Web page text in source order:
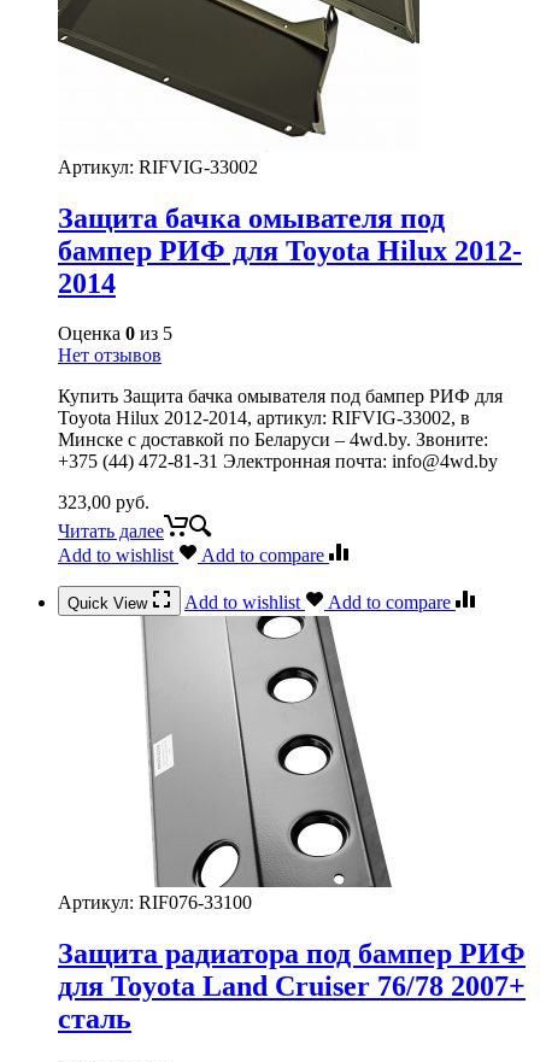
Артикул: RIFVIG-33002
Защита бачка омывателя под
бампер РИФ для Toyota Hilux 2012-
2014
Оценка 0 из 5
Нет отзывов
Купить Защита бачка омывателя под бампер РИФ для
Toyota Hilux 2012-2014, артикул: RIFVIG-33002, в
Минске с доставкой по Беларуси – 4wd.by. Звоните:
+375 (44) 472-81-31 Электронная почта: info@4wd.by
323,00 руб.
Читать далее
Add to wishlist
Add to compare
Quick View Add to wishlist Add to compare
Артикул: RIF076-33100
Защита радиатора под бампер РИФ
для Toyota Land Cruiser 76/78 2007+
сталь